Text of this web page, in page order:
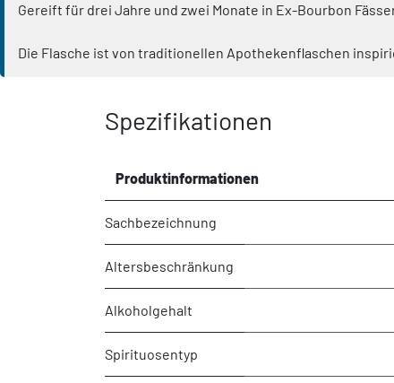
Gereift für drei Jahre und zwei Monate in Ex-Bourbon
Die Flasche ist von traditionellen Apothekenflaschen
Spezifikationen
Produktinformationen
Sachbezeichnung
Altersbeschränkung
Alkoholgehalt
Spirituosentyp